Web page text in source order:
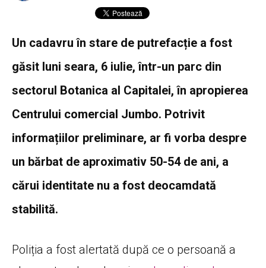
Un cadavru în stare de putrefacție a fost
găsit luni seara, 6 iulie, într-un parc din
sectorul Botanica al Capitalei, în apropierea
Centrului comercial Jumbo. Potrivit
informațiilor preliminare, ar fi vorba despre
un bărbat de aproximativ 50-54 de ani, a
cărui identitate nu a fost deocamdată
stabilită.
Poliția a fost alertată după ce o persoană a